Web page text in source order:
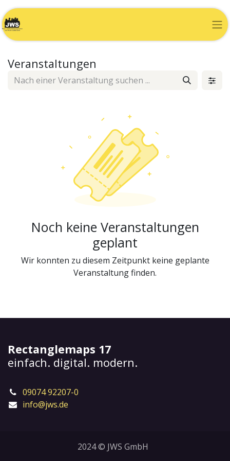
Veranstaltungen
Noch keine Veranstaltungen
geplant
Wir konnten zu diesem Zeitpunkt keine geplante
Veranstaltung finden.
Rectanglemaps 17
einfach. digital. modern.
09074 92207-0
info@jws.de
2024 © JWS GmbH